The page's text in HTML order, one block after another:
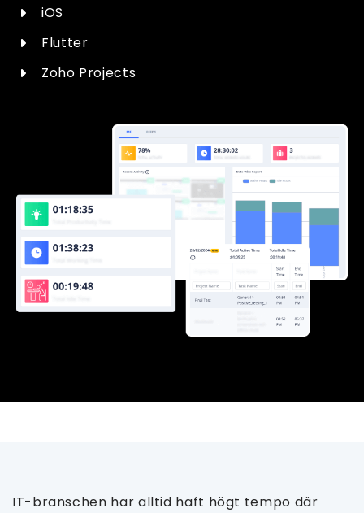
iOS
Flutter
Zoho Projects
IT-branschen har alltid haft högt tempo där